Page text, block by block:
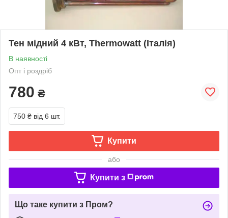
Тен мідний 4 кВт, Thermowatt (Італія)
В наявності
Опт і роздріб
780 ₴
750 ₴ від 6 шт.
Купити
або
Купити з
Що таке купити з Пром?